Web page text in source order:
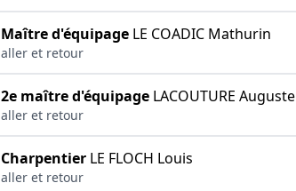
Maître d'équipage LE COADIC Mathurin
aller et retour
2e maître d'équipage LACOUTURE Auguste
aller et retour
Charpentier LE FLOCH Louis
aller et retour